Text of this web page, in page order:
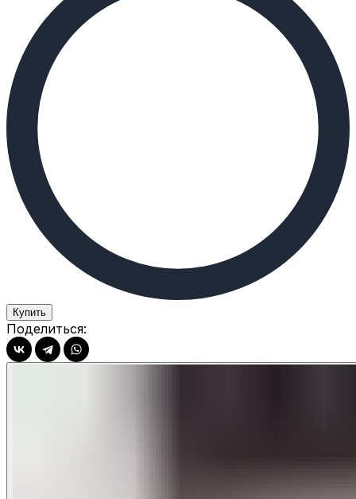
Купить
Поделиться: